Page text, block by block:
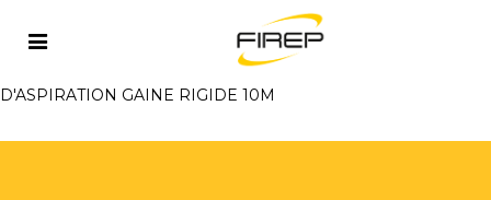
Accueil
MATERIEL BASSE DEPRESSION
KIT D'EXTRACTION AVEC BRAS
D'ASPIRATION GAINE RIGIDE 10M